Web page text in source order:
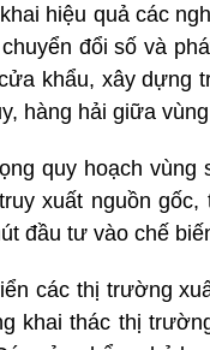
hiệu quả các
đổi số và
khẩu, xây dựng
hàng hải giữa
quy hoạch
xuất nguồn
đầu tư vào chế
các thị trường
khai thác thị